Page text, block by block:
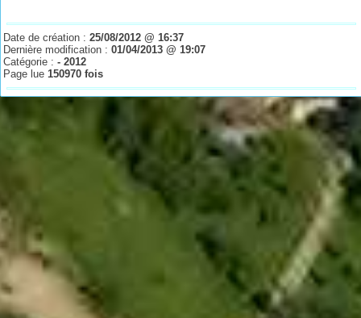
Date de création :25/08/2012 @ 16:37
Dernière modification :01/04/2013 @ 19:07
Catégorie :- 2012
Page lue 150970 fois